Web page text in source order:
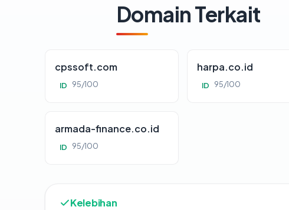
Domain Terkait
cpssoft.com
ID 95/100
harpa.co.id
ID 95/100
armada-finance.co.id
ID 95/100
Kelebihan